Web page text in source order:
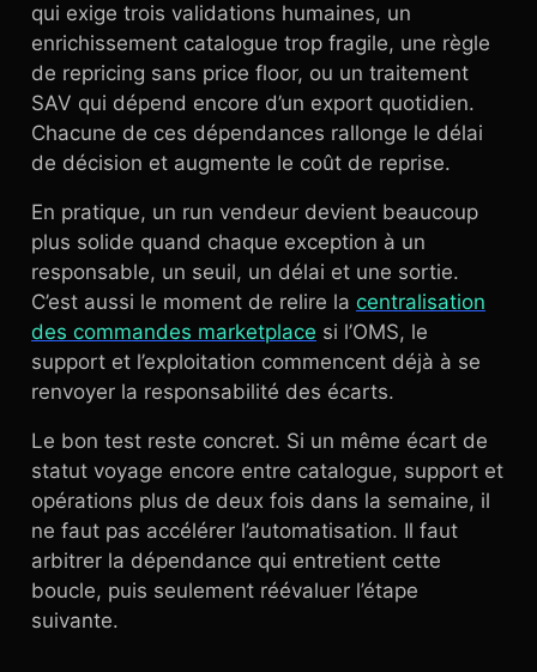
qui exige trois validations humaines, un
enrichissement catalogue trop fragile, une règle
de repricing sans price floor, ou un traitement
SAV qui dépend encore d’un export quotidien.
Chacune de ces dépendances rallonge le délai
de décision et augmente le coût de reprise.
En pratique, un run vendeur devient beaucoup
plus solide quand chaque exception à un
responsable, un seuil, un délai et une sortie.
C’est aussi le moment de relire la centralisation
des commandes marketplace si l’OMS, le
support et l’exploitation commencent déjà à se
renvoyer la responsabilité des écarts.
Le bon test reste concret. Si un même écart de
statut voyage encore entre catalogue, support et
opérations plus de deux fois dans la semaine, il
ne faut pas accélérer l’automatisation. Il faut
arbitrer la dépendance qui entretient cette
boucle, puis seulement réévaluer l’étape
suivante.